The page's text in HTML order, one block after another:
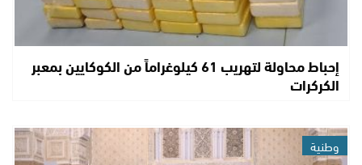
إحباط محاولة لتهريب 61 كيلوغراماً من الكوكايين بمعبر
الكركرات
وطنية